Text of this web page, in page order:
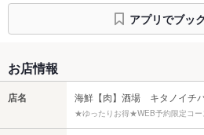
アプリでブッ
お店情報
店名 海鮮【肉】酒場 キタノイチ
★ゆったりお得★WEB予約限定コー